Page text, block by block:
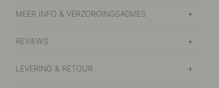
MEER INFO & VERZORGINGSADVIES
REVIEWS
LEVERING & RETOUR